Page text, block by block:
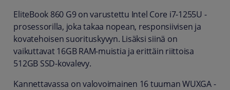
EliteBook 860 G9 on varustettu Intel Core i7-1255U -
prosessorilla, joka takaa nopean, responsiivisen ja
kovatehoisen suorituskyvyn. Lisäksi siinä on
vaikuttavat 16GB RAM-muistia ja erittäin riittoisa
512GB SSD-kovalevy.
Kannettavassa on valovoimainen 16 tuuman WUXGA -